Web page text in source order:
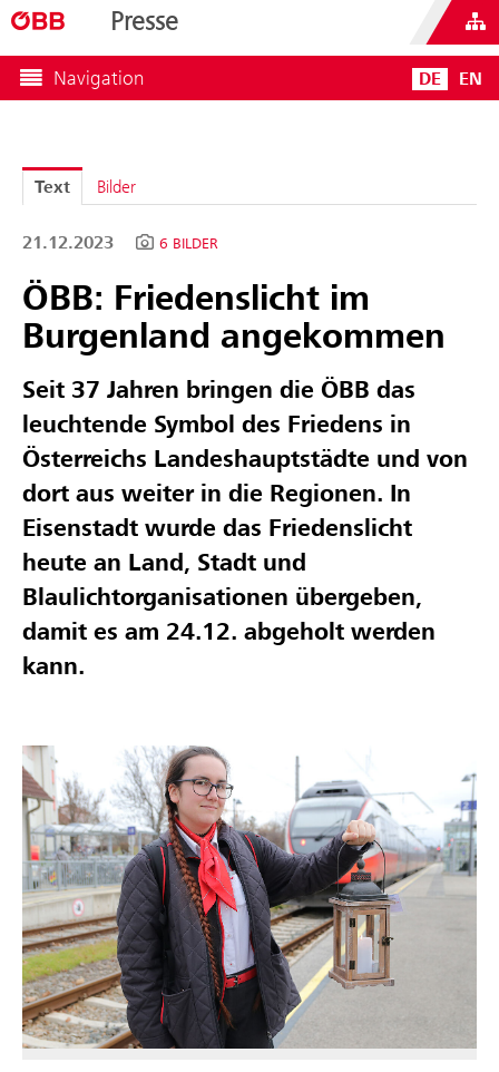
Presse
Navigation DE EN
Text Bilder
21.12.2023 6 BILDER
ÖBB: Friedenslicht im
Burgenland angekommen
Seit 37 Jahren bringen die ÖBB das
leuchtende Symbol des Friedens in
Österreichs Landeshauptstädte und von
dort aus weiter in die Regionen. In
Eisenstadt wurde das Friedenslicht
heute an Land, Stadt und
Blaulichtorganisationen übergeben,
damit es am 24.12. abgeholt werden
kann.